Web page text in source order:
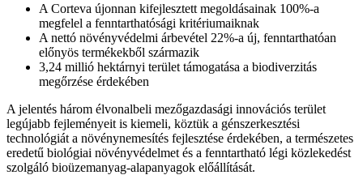
A Corteva újonnan kifejlesztett megoldásainak 100%-a
megfelel a fenntarthatósági kritériumaiknak
A nettó növényvédelmi árbevétel 22%-a új, fenntarthatóan
előnyös termékekből származik
3,24 millió hektárnyi terület támogatása a biodiverzitás
megőrzése érdekében
A jelentés három élvonalbeli mezőgazdasági innovációs terület
legújabb fejleményeit is kiemeli, köztük a génszerkesztési
technológiát a növénynemesítés fejlesztése érdekében, a természetes
eredetű biológiai növényvédelmet és a fenntartható légi közlekedést
szolgáló bioüzemanyag-alapanyagok előállítását.